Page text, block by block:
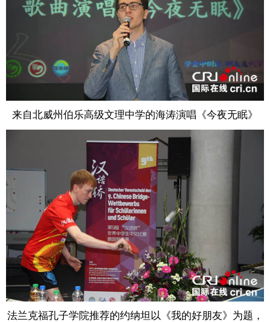
来自北威州伯乐高级文理中学的海涛演唱《今夜无眠》
法兰克福孔子学院推荐的约纳坦以《我的好朋友》为题，